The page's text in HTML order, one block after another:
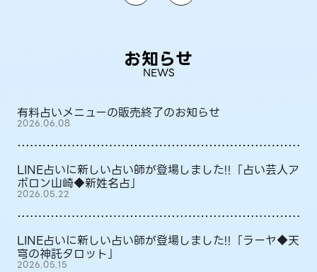
お知らせ
NEWS
有料占いメニューの販売終了のお知らせ
2026.06.08
LINE占いに新しい占い師が登場しました!!「占い芸人ア
ポロン山崎◆新姓名占」
2026.05.22
LINE占いに新しい占い師が登場しました!!「ラーヤ◆天
穹の神託タロット」
2026.05.15